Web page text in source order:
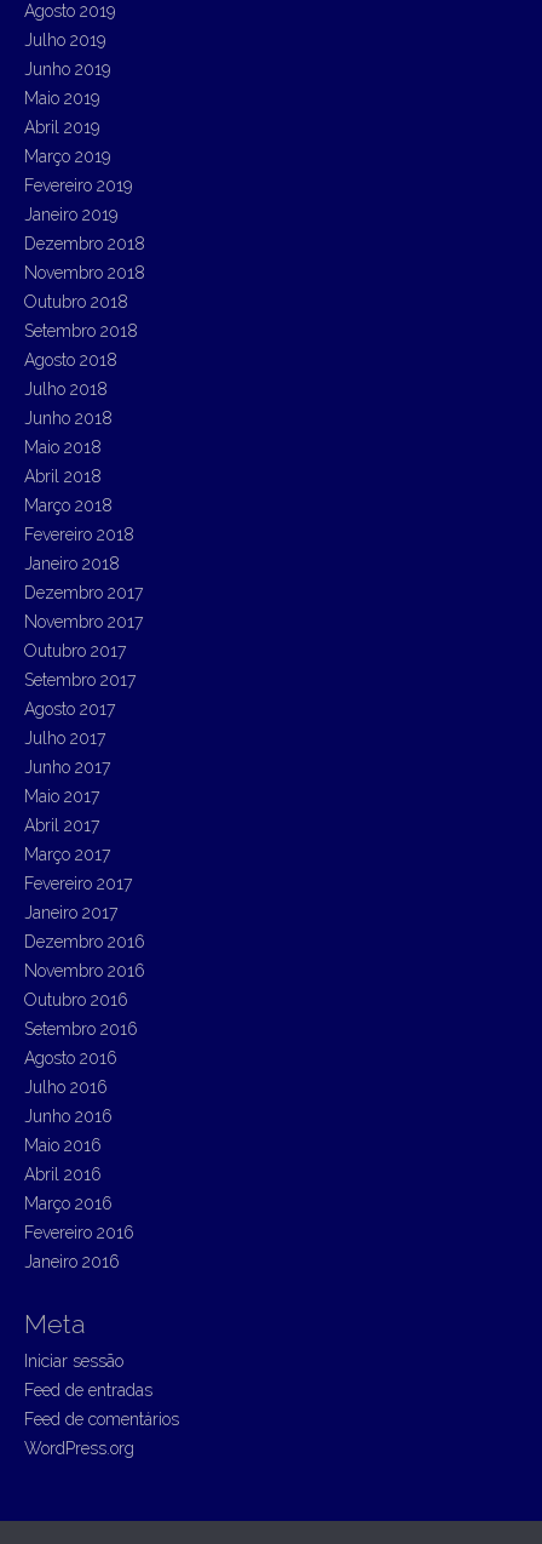
Agosto 2019
Julho 2019
Junho 2019
Maio 2019
Abril 2019
Março 2019
Fevereiro 2019
Janeiro 2019
Dezembro 2018
Novembro 2018
Outubro 2018
Setembro 2018
Agosto 2018
Julho 2018
Junho 2018
Maio 2018
Abril 2018
Março 2018
Fevereiro 2018
Janeiro 2018
Dezembro 2017
Novembro 2017
Outubro 2017
Setembro 2017
Agosto 2017
Julho 2017
Junho 2017
Maio 2017
Abril 2017
Março 2017
Fevereiro 2017
Janeiro 2017
Dezembro 2016
Novembro 2016
Outubro 2016
Setembro 2016
Agosto 2016
Julho 2016
Junho 2016
Maio 2016
Abril 2016
Março 2016
Fevereiro 2016
Janeiro 2016
Meta
Iniciar sessão
Feed de entradas
Feed de comentários
WordPress.org